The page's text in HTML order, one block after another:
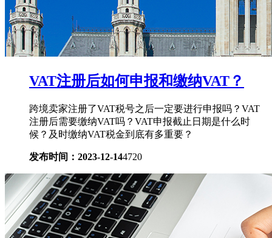
VAT注册后如何申报和缴纳VAT？
跨境卖家注册了VAT税号之后一定要进行申报吗？VAT
注册后需要缴纳VAT吗？VAT申报截止日期是什么时
候？及时缴纳VAT税金到底有多重要？
发布时间：2023-12-144720